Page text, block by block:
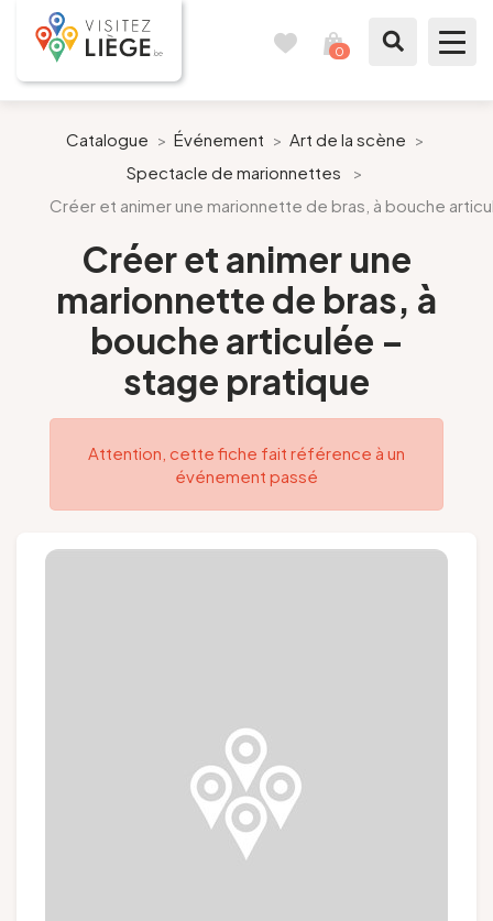
0
Comme un Liégeois
Préparer mon séjour
Nos suggestions
Pays de Liège
Agenda
Catalogue > Événement > Art de la scène >
Spectacle de marionnettes
>
Créer et animer une marionnette de bras, à bouche
Créer et animer une
marionnette de bras, à
bouche articulée –
stage pratique
Attention, cette fiche fait référence à un
événement passé